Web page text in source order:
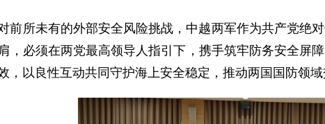
前所未有的外部安全风险挑战，中越两军作为共产党绝
，必须在两党最高领导人指引下，携手筑牢防务安全屏
，以良性互动共同守护海上安全稳定，推动两国国防领